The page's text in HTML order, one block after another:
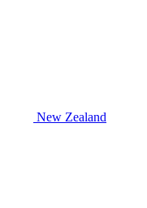
New Zealand